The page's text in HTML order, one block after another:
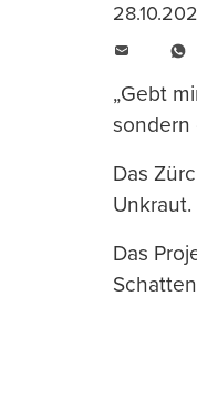
„Gebt
sondern
Das
Unkraut.
Das